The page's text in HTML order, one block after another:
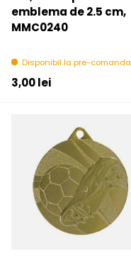
emblema de 2.5 cm,
MMC0240
Disponibil la pre-comanda
Pret initial
3,00 lei